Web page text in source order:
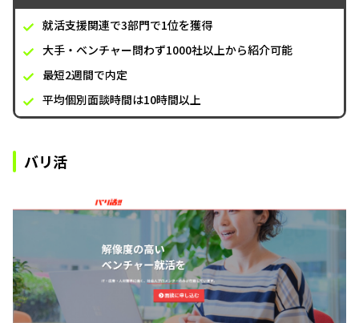
就活支援関連で3部門で1位を獲得
大手・ベンチャー問わず1000社以上から紹介可能
最短2週間で内定
平均個別面談時間は10時間以上
バリ活